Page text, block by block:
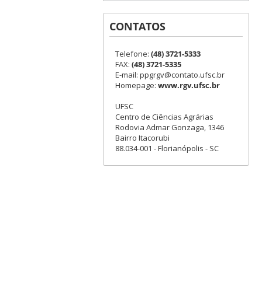
CONTATOS
Telefone: (48) 3721-5333
FAX: (48) 3721-5335
E-mail: ppgrgv@contato.ufsc.br
Homepage: www.rgv.ufsc.br
UFSC
Centro de Ciências Agrárias
Rodovia Admar Gonzaga, 1346
Bairro Itacorubi
88.034-001 - Florianópolis - SC